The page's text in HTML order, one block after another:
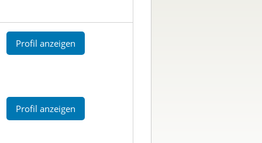
Profil anzeigen
Profil anzeigen